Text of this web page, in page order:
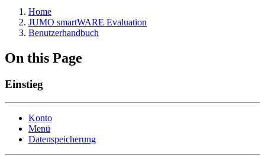
Home
JUMO smartWARE Evaluation
Benutzerhandbuch
On this Page
Einstieg
Konto
Menü
Datenspeicherung